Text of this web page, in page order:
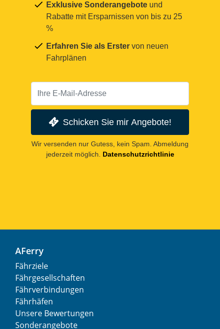
Exklusive Sonderangebote und
Rabatte mit Ersparnissen von bis zu 25
%
Erfahren Sie als Erster von neuen
Fahrplänen
Schicken Sie mir Angebote!
Wir versenden nur Gutess, kein Spam. Abmeldung
jederzeit möglich.
Datenschutzrichtlinie
AFerry
Fährziele
Fährgesellschaften
Fährverbindungen
Fährhäfen
Unsere Bewertungen
Sonderangebote